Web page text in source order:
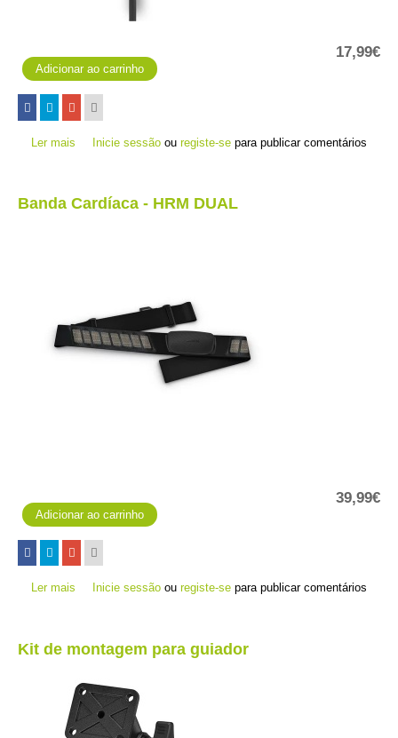
17,99€
Ler mais acerca de Clipe de carregamento
Inicie sessão ouregiste-se para publicar comentários
Banda Cardíaca - HRM DUAL
39,99€
Ler mais acerca de Banda Cardíaca - HRM DUAL
Inicie sessão ouregiste-se para publicar comentários
Kit de montagem para guiador